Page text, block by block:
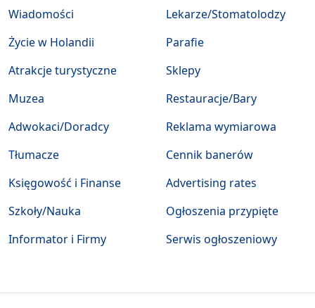
Wiadomości
Życie w Holandii
Atrakcje turystyczne
Muzea
Lekarze/Stomatolodzy
Parafie
Sklepy
Restauracje/Bary
Adwokaci/Doradcy
Tłumacze
Księgowość i Finanse
Szkoły/Nauka
Informator i Firmy
Reklama wymiarowa
Cennik banerów
Advertising rates
Ogłoszenia przypięte
Serwis ogłoszeniowy